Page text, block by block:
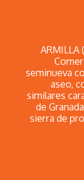
ARMILLA
seminueva
aseo,
similares
de
sierra de